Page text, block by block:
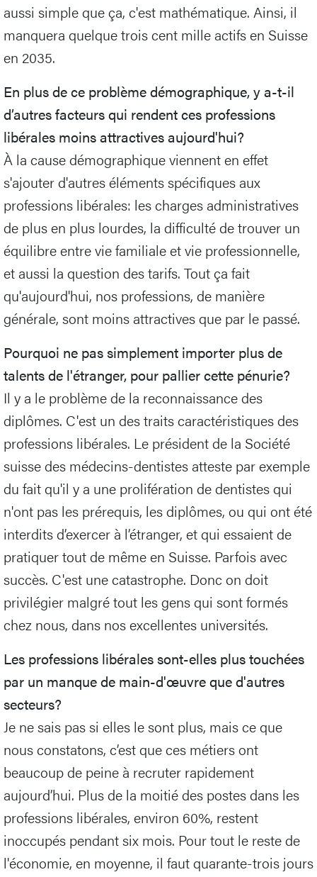
aussi simple que ça, c'est mathématique. Ainsi, il
manquera quelque trois cent mille actifs en Suisse
en 2035.
En plus de ce problème démographique, y a-t-il
d’autres facteurs qui rendent ces professions
libérales moins attractives aujourd'hui?
À la cause démographique viennent en effet
s'ajouter d'autres éléments spécifiques aux
professions libérales: les charges administratives
de plus en plus lourdes, la difficulté de trouver un
équilibre entre vie familiale et vie professionnelle,
et aussi la question des tarifs. Tout ça fait
qu'aujourd'hui, nos professions, de manière
générale, sont moins attractives que par le passé.
Pourquoi ne pas simplement importer plus de
talents de l'étranger, pour pallier cette pénurie?
Il y a le problème de la reconnaissance des
diplômes. C'est un des traits caractéristiques des
professions libérales. Le président de la Société
suisse des médecins-dentistes atteste par exemple
du fait qu'il y a une prolifération de dentistes qui
n'ont pas les prérequis, les diplômes, ou qui ont été
interdits d’exercer à l’étranger, et qui essaient de
pratiquer tout de même en Suisse. Parfois avec
succès. C'est une catastrophe. Donc on doit
privilégier malgré tout les gens qui sont formés
chez nous, dans nos excellentes universités.
Les professions libérales sont-elles plus touchées
par un manque de main-d'œuvre que d'autres
secteurs?
Je ne sais pas si elles le sont plus, mais ce que
nous constatons, c’est que ces métiers ont
beaucoup de peine à recruter rapidement
aujourd’hui. Plus de la moitié des postes dans les
professions libérales, environ 60%, restent
inoccupés pendant six mois. Pour tout le reste de
l'économie, en moyenne, il faut quarante-trois jours